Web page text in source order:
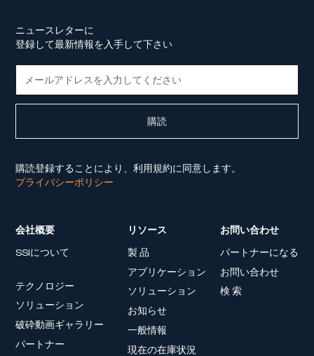
ニュースレターに
登録して最新情報を入手して下さい
購読登録することにより、利用規約に同意します。
プライバシーポリシー
会社概要
SSIについて
テクノロジー
ソリューション
破砕動画ギャラリー
パートナー
リソース
製 品
アプリケーション
ソリューション
お知らせ
一般情報
現在の在庫状況
お問い合わせ
パートナーになる
お問い合わせ
検 索